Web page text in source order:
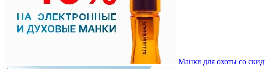
Манки для охоты со